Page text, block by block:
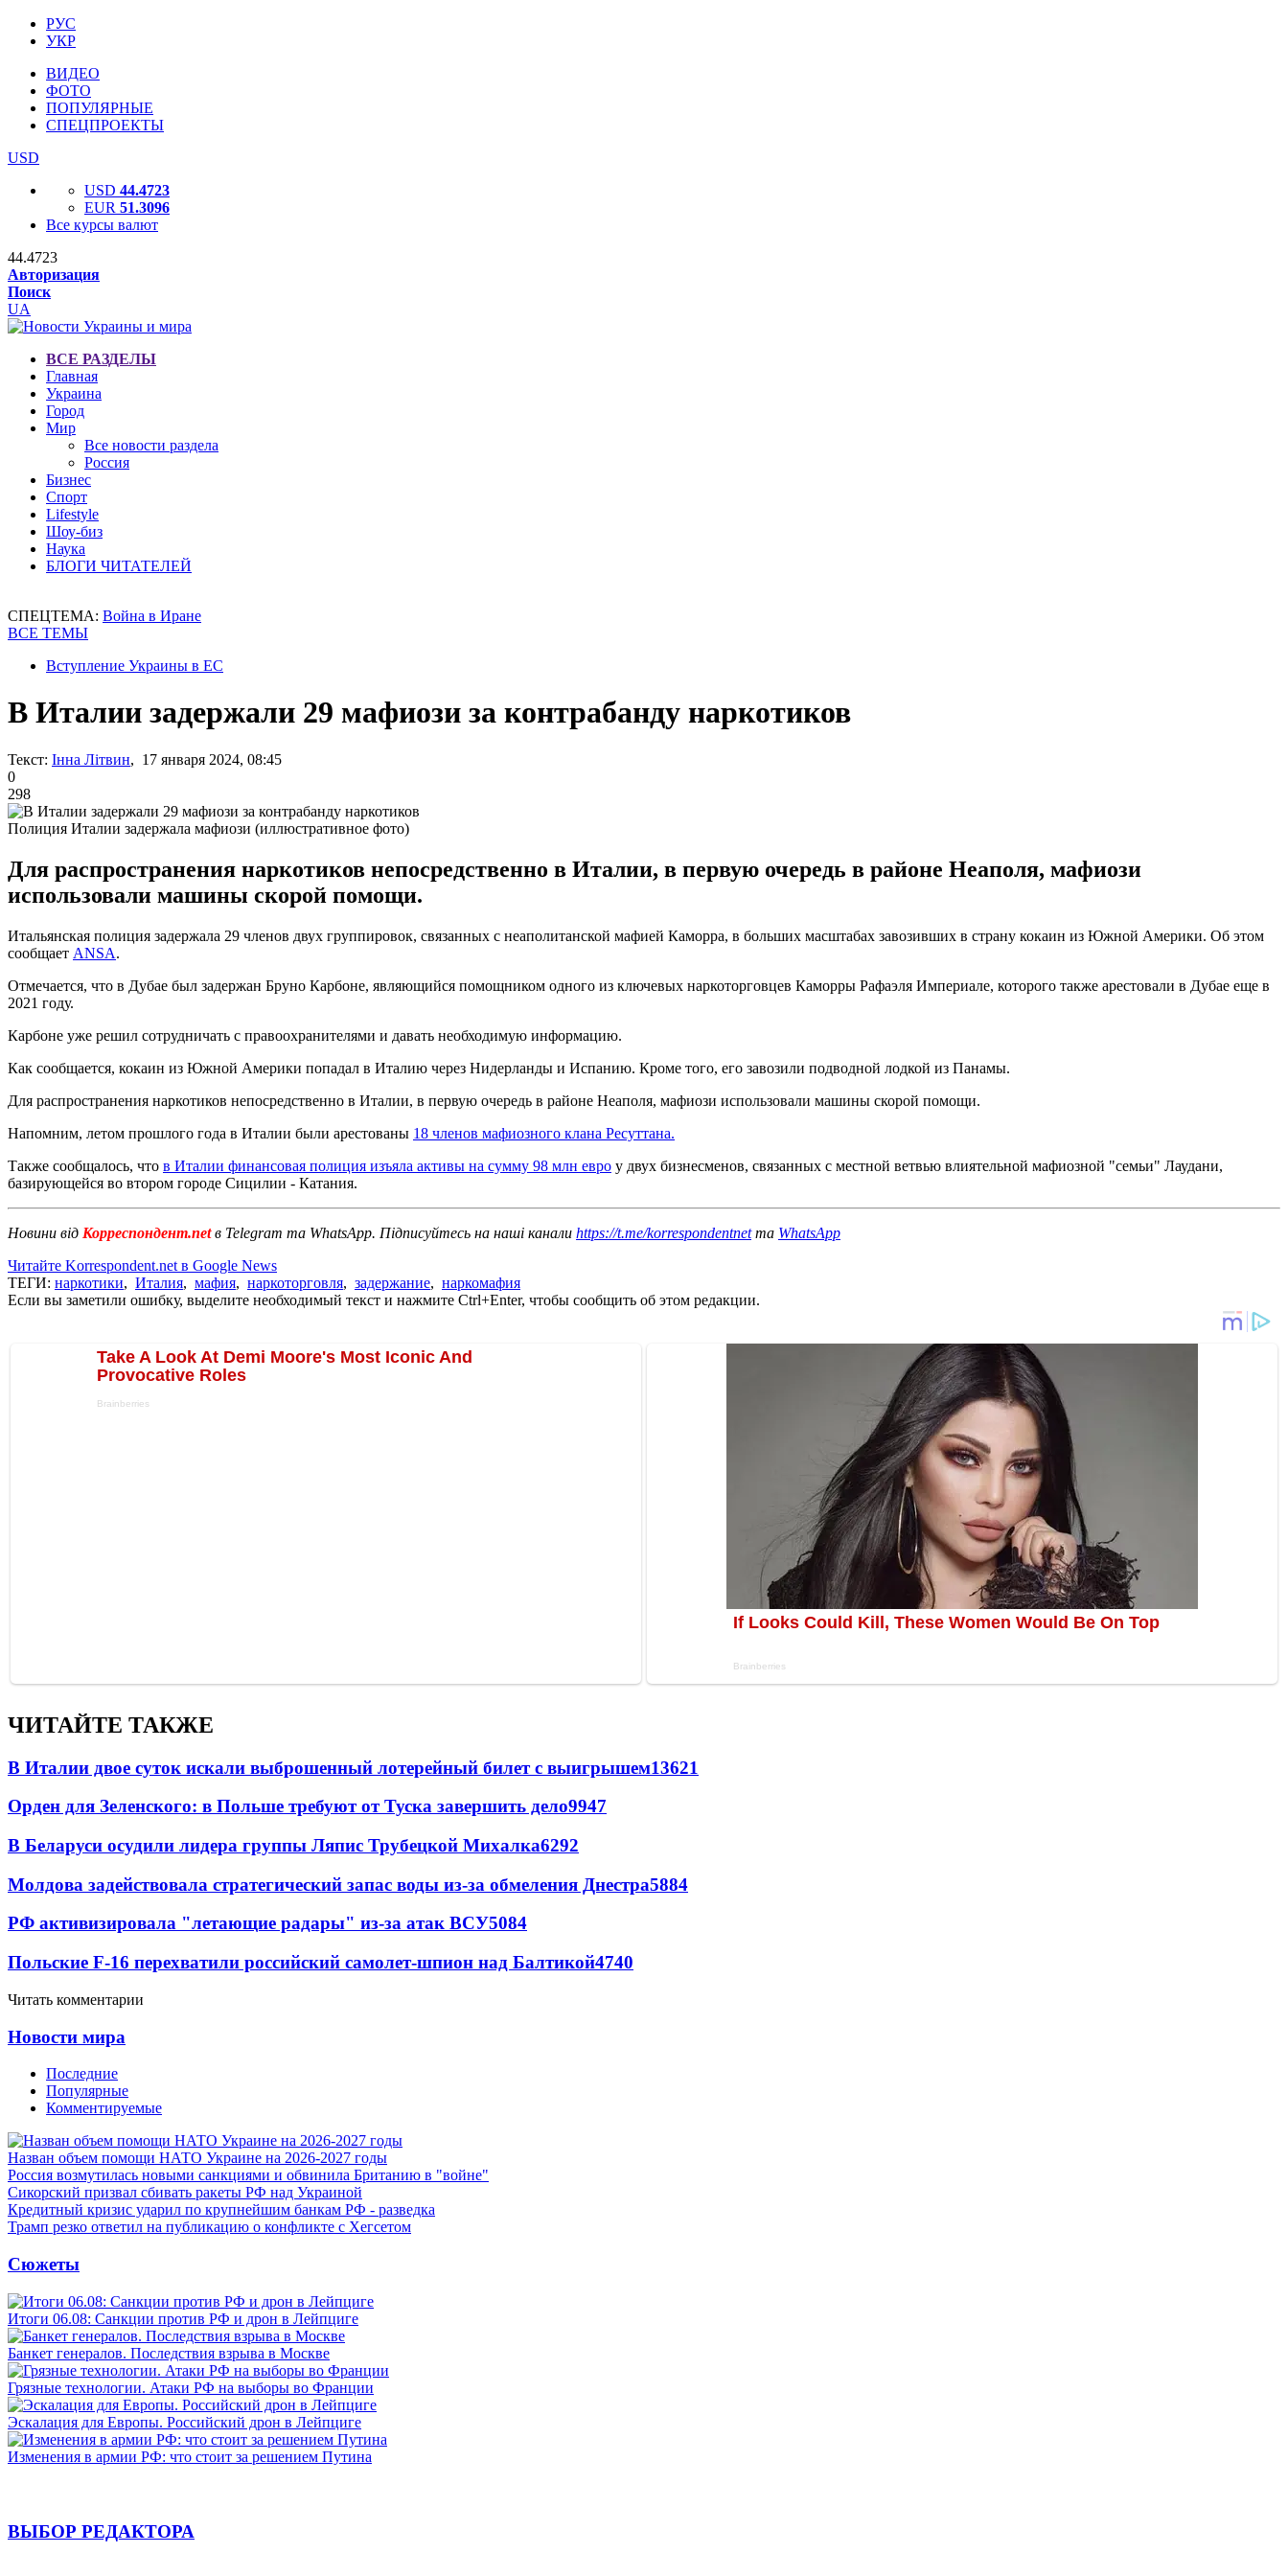
РУС
УКР
ВИДЕО
ФОТО
ПОПУЛЯРНЫЕ
СПЕЦПРОЕКТЫ
USD
USD 44.4723
EUR 51.3096
Все курсы валют
44.4723
Авторизация
Поиск
UA
ВСЕ РАЗДЕЛЫ
Главная
Украина
Город
Мир
Все новости раздела
Россия
Бизнес
Спорт
Lifestyle
Шоу-биз
Наука
БЛОГИ ЧИТАТЕЛЕЙ
СПЕЦТЕМА: Война в Иране
ВСЕ ТЕМЫ
Вступление Украины в ЕС
В Италии задержали 29 мафиози за контрабанду наркотиков
Текст: Інна Літвин, 17 января 2024, 08:45
0
298
Полиция Италии задержала мафиози (иллюстративное фото)
Для распространения наркотиков непосредственно в Италии, в первую очередь в районе Неаполя, мафиози
использовали машины скорой помощи.
Итальянская полиция задержала 29 членов двух группировок, связанных с неаполитанской мафией Каморра, в больших масштабах завозивших в страну кокаин из Южной Америки. Об этом
сообщает ANSA.
Отмечается, что в Дубае был задержан Бруно Карбоне, являющийся помощником одного из ключевых наркоторговцев Каморры Рафаэля Империале, которого также арестовали в Дубае еще в
2021 году.
Карбоне уже решил сотрудничать с правоохранителями и давать необходимую информацию.
Как сообщается, кокаин из Южной Америки попадал в Италию через Нидерланды и Испанию. Кроме того, его завозили подводной лодкой из Панамы.
Для распространения наркотиков непосредственно в Италии, в первую очередь в районе Неаполя, мафиози использовали машины скорой помощи.
Напомним, летом прошлого года в Италии были арестованы 18 членов мафиозного клана Ресуттана.
Также сообщалось, что в Италии финансовая полиция изъяла активы на сумму 98 млн евро у двух бизнесменов, связанных с местной ветвью влиятельной мафиозной "семьи" Лаудани,
базирующейся во втором городе Сицилии - Катания.
Новини від Корреспондент.netв Telegram та WhatsApp. Підписуйтесь на наші канали https://t.me/korrespondentnetта WhatsApp
Читайте Korrespondent.net в Google News
ТЕГИ: наркотики, Италия, мафия, наркоторговля, задержание, наркомафия
Если вы заметили ошибку, выделите необходимый текст и нажмите Ctrl+Enter, чтобы сообщить об этом редакции.
ЧИТАЙТЕ ТАКЖЕ
В Италии двое суток искали выброшенный лотерейный билет с выигрышем13621
Орден для Зеленского: в Польше требуют от Туска завершить дело9947
В Беларуси осудили лидера группы Ляпис Трубецкой Михалка6292
Молдова задействовала стратегический запас воды из-за обмеления Днестра5884
РФ активизировала "летающие радары" из-за атак ВСУ5084
Польские F-16 перехватили российский самолет-шпион над Балтикой4740
Читать комментарии
Новости мира
Последние
Популярные
Комментируемые
Назван объем помощи НАТО Украине на 2026-2027 годы
Россия возмутилась новыми санкциями и обвинила Британию в "войне"
Сикорский призвал сбивать ракеты РФ над Украиной
Кредитный кризис ударил по крупнейшим банкам РФ - разведка
Трамп резко ответил на публикацию о конфликте с Хегсетом
Сюжеты
Итоги 06.08: Санкции против РФ и дрон в Лейпциге
Банкет генералов. Последствия взрыва в Москве
Грязные технологии. Атаки РФ на выборы во Франции
Эскалация для Европы. Российский дрон в Лейпциге
Изменения в армии РФ: что стоит за решением Путина
ВЫБОР РЕДАКТОРА